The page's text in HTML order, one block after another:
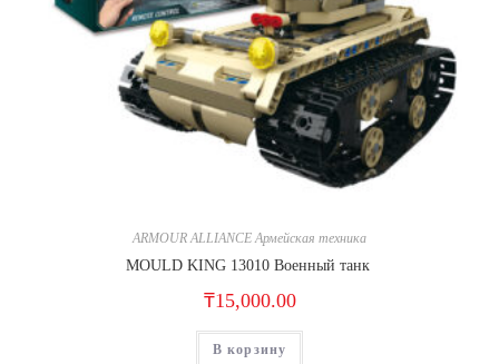
ARMOUR ALLIANCE Армейская техника
MOULD KING 13010 Военный танк
₸15,000.00
В корзину